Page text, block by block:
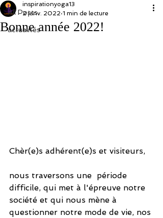
All Posts
actualités
Bonne année 2022!
inspirationyoga13
2 janv. 2022 1 min de lecture
Chèr(e)s adhérent(e)s et visiteurs,
nous traversons une  période
difficile, qui met à l'épreuve notre
société et qui nous mène à
questionner notre mode de vie, nos